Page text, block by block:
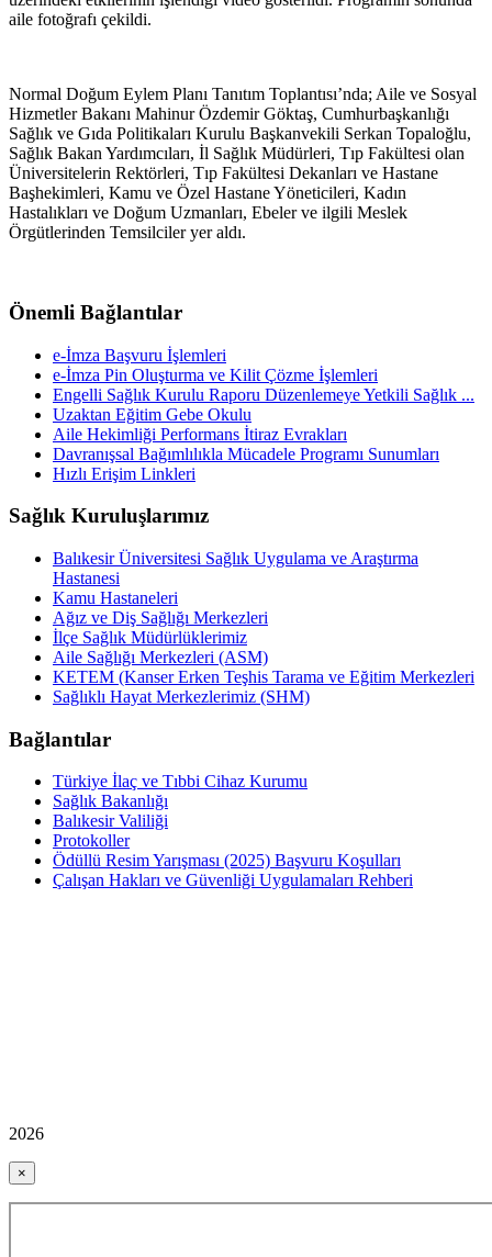
aile fotoğrafı çekildi.
Normal Doğum Eylem Planı Tanıtım Toplantısı’nda; Aile ve Sosyal
Hizmetler Bakanı Mahinur Özdemir Göktaş, Cumhurbaşkanlığı
Sağlık ve Gıda Politikaları Kurulu Başkanvekili Serkan Topaloğlu,
Sağlık Bakan Yardımcıları, İl Sağlık Müdürleri, Tıp Fakültesi olan
Üniversitelerin Rektörleri, Tıp Fakültesi Dekanları ve Hastane
Başhekimleri, Kamu ve Özel Hastane Yöneticileri, Kadın
Hastalıkları ve Doğum Uzmanları, Ebeler ve ilgili Meslek
Örgütlerinden Temsilciler yer aldı.
Önemli Bağlantılar
e-İmza Başvuru İşlemleri
e-İmza Pin Oluşturma ve Kilit Çözme İşlemleri
Engelli Sağlık Kurulu Raporu Düzenlemeye Yetkili Sağlık ...
Uzaktan Eğitim Gebe Okulu
Aile Hekimliği Performans İtiraz Evrakları
Davranışsal Bağımlılıkla Mücadele Programı Sunumları
Hızlı Erişim Linkleri
Sağlık Kuruluşlarımız
Balıkesir Üniversitesi Sağlık Uygulama ve Araştırma
Hastanesi
Kamu Hastaneleri
Ağız ve Diş Sağlığı Merkezleri
İlçe Sağlık Müdürlüklerimiz
Aile Sağlığı Merkezleri (ASM)
KETEM (Kanser Erken Teşhis Tarama ve Eğitim Merkezleri
Sağlıklı Hayat Merkezlerimiz (SHM)
Bağlantılar
Türkiye İlaç ve Tıbbi Cihaz Kurumu
Sağlık Bakanlığı
Balıkesir Valiliği
Protokoller
Ödüllü Resim Yarışması (2025) Başvuru Koşulları
Çalışan Hakları ve Güvenliği Uygulamaları Rehberi
2026
×